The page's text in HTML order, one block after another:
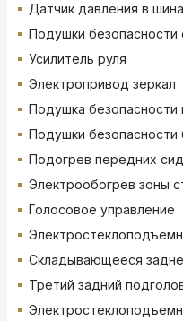
Датчик давления в
Подушки безопасности
Усилитель руля
Электропривод зеркал
Подушка безопасности
Подушки безопасности
Подогрев передних
Электрообогрев зоны
Голосовое управление
Складывающееся
Третий задний